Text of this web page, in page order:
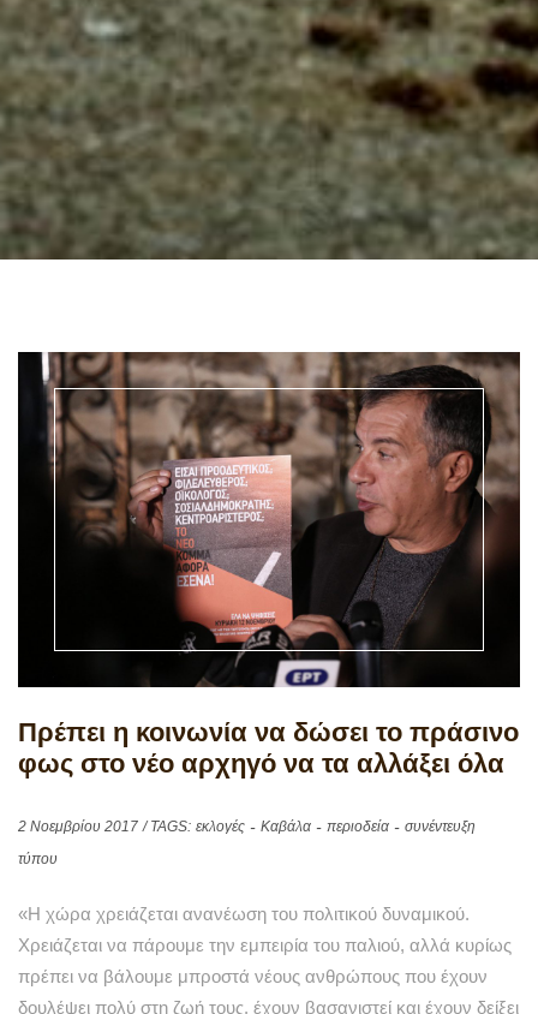
Πρέπει η κοινωνία να δώσει το πράσινο
φως στο νέο αρχηγό να τα αλλάξει όλα
2 Νοεμβρίου 2017 / TAGS: εκλογές Καβάλα περιοδεία
συνέντευξη
τύπου
«Η χώρα χρειάζεται ανανέωση του πολιτικού δυναμικού.
Χρειάζεται να πάρουμε την εμπειρία του παλιού, αλλά κυρίως
πρέπει να βάλουμε μπροστά νέους ανθρώπους που έχουν
δουλέψει πολύ στη ζωή τους, έχουν βασανιστεί και έχουν δείξει